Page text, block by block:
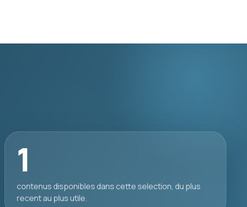
1
contenus disponibles dans cette selection, du plus
recent au plus utile.